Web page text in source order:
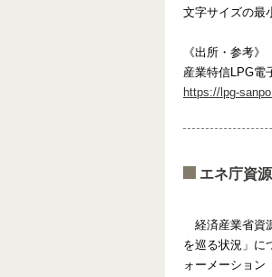
文字サイズの
《出所・参考》
産業特信LPG電
https://lpg-
エネ庁資
経済産業省資
を巡る状況」に
ォーメーション